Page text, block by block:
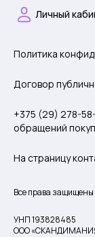
Личный
Политика
Договор
+375 (29) 278-
обращений
На страницу
Все права
УНП 193828485
ООО